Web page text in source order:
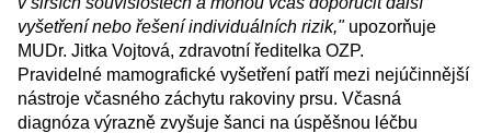
vyšetření nebo řešení individuálních rizik,"upozorňuje
MUDr. Jitka Vojtová, zdravotní ředitelka OZP.
Pravidelné mamografické vyšetření patří mezi nejúčinnější
nástroje včasného záchytu rakoviny prsu. Včasná
diagnóza výrazně zvyšuje šanci na úspěšnou léčbu